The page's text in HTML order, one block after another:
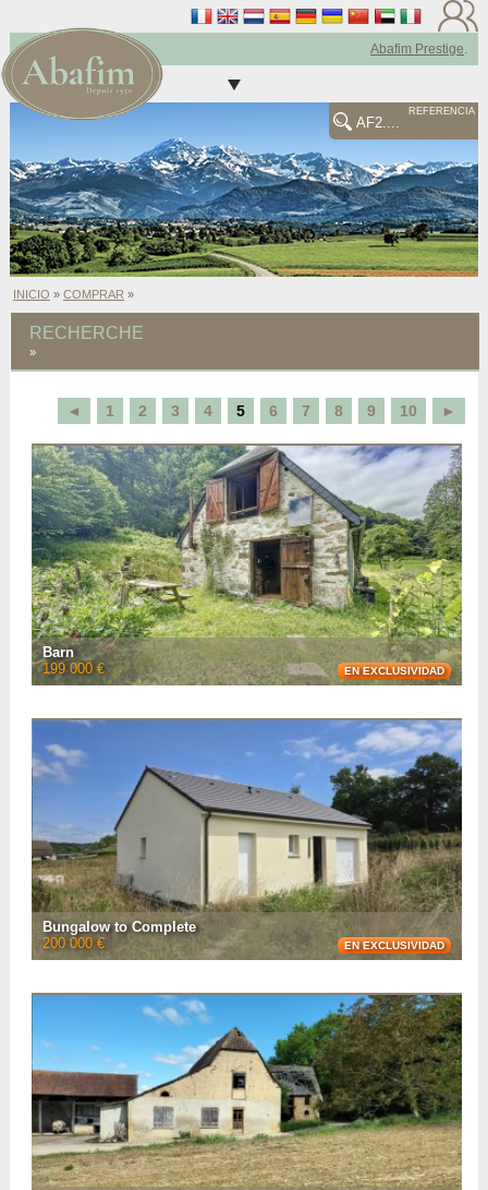
Abafim Prestige.
REFERENCIA
INICIO » COMPRAR »
RECHERCHE
»
◄ 1 2 3 4 5 6 7 8 9 10 ►
Barn
EN EXCLUSIVIDAD
199 000 €
toilet, and a sleep ...
2
• Número de habitaciones :
2
• Número de habitaciones :
80 m²
• Espacio habitable :
3 800 m²
• Superficie del terreno :
AF26891
VER LA FICHA CON15
Bungalow to Complete
EN EXCLUSIVIDAD
200 000 €
regulations and, once fi ...
3
• Número de habitaciones :
2
• Número de habitaciones :
68 m²
• Espacio habitable :
920 m²
• Superficie del terreno :
AF26872
• Referencia :
VER LA FICHA CON12FOTOS